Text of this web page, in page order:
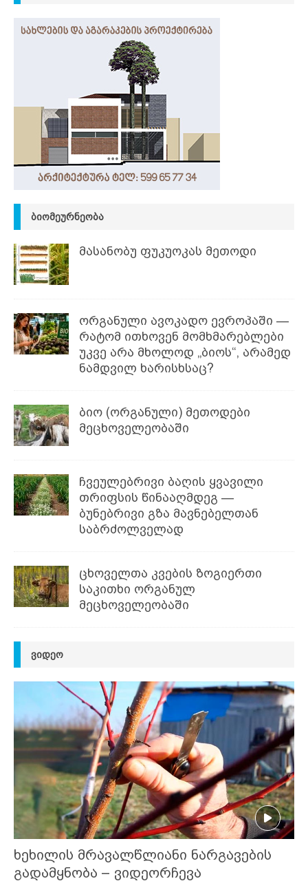
ᲑᲘᲝᲛᲔᲣᲠᲜᲔᲝᲑᲐ
მასანობუ ფუკუოკას მეთოდი
ორგანული ავოკადო ევროპაში —
რატომ ითხოვენ მომხმარებლები
უკვე არა მხოლოდ „ბიოს“, არამედ
ნამდვილ ხარისხსაც?
ბიო (ორგანული) მეთოდები
მეცხოველეობაში
ჩვეულებრივი ბაღის ყვავილი
თრიფსის წინააღმდეგ —
ბუნებრივი გზა მავნებელთან
საბრძოლველად
ცხოველთა კვების ზოგიერთი
საკითხი ორგანულ
მეცხოველეობაში
ᲕᲘᲓᲔᲝ
ხეხილის მრავალწლიანი ნარგავების
გადამყნობა – ვიდეორჩევა